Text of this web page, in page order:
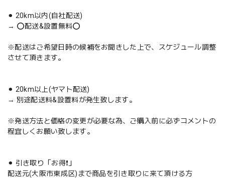
⚫︎ 20km以内(自社配送)
→ ⭕️配送&設置無料⭕️
※配送はご希望日時の候補をお聞きした上で、スケジュール調整
させて頂きます。
⚫︎ 20km以上(ヤマト配送)
→ 別途配送料&設置料が発生致します。
※発送方法と価格の変更が必要な為、ご購入前に必ずコメントの
程宜しくお願い致します。
⚫︎ 引き取り「お得❗️」
配送元(大阪市東成区)まで商品を引き取りに来て頂ける方